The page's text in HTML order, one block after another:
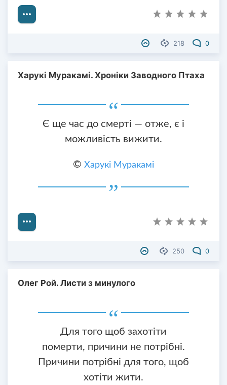
218 0
Харукі Муракамі. Хроніки Заводного Птаха
Є ще час до смерті — отже, є і
можливість вижити.
© Харукі Муракамі
250 0
Олег Рой. Листи з минулого
Для того щоб захотіти
померти, причини не потрібні.
Причини потрібні для того, щоб
хотіти жити.